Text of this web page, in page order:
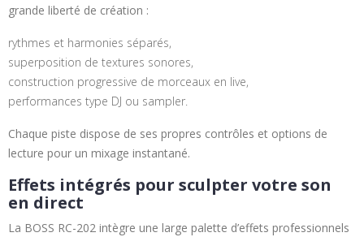
grande liberté de création :
rythmes et harmonies séparés,
superposition de textures sonores,
construction progressive de morceaux en live,
performances type DJ ou sampler.
Chaque piste dispose de ses propres contrôles et options de
lecture pour un mixage instantané.
Effets intégrés pour sculpter votre son
en direct
La BOSS RC-202 intègre une large palette d’effets professionnels